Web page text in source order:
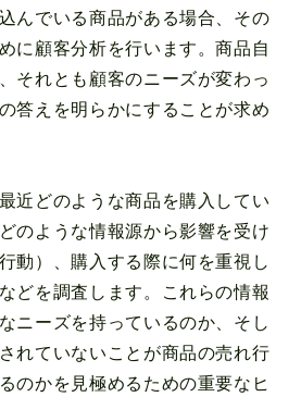
んでいる商品がある場合、その
に顧客分析を行います。商品自
それとも顧客のニーズが変わっ
答えを明らかにすることが求め
近どのような商品を購入してい
のような情報源から影響を受け
動）、購入する際に何を重視し
どを調査します。これらの情報
ニーズを持っているのか、そし
れていないことが商品の売れ行
のかを見極めるための重要なヒ